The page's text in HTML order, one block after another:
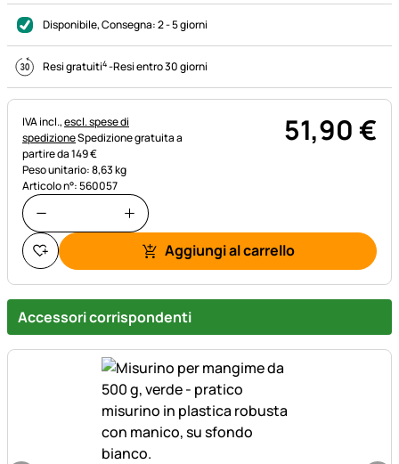
Disponibile, Consegna:2 - 5 giorni
Resi gratuiti4-Resi entro 30 giorni
Informazioni fiscali:
IVA incl.,escl. spese di
spedizioneSpedizione gratuita a
partire da 149 €
Peso unitario: 8,63 kg
Articolo n°: 560057
51,90€
Aggiungi al carrello
Accessori corrispondenti